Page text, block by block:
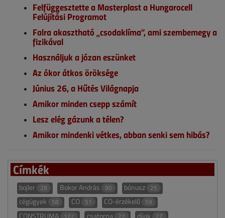
Felfüggesztette a Masterplast a Hungarocell
Felújítási Programot
Falra akasztható „csodaklíma”, ami szembemegy a
fizikával
Használjuk a józan eszünket
Az ókor átkos öröksége
Június 26, a Hűtés Világnapja
Amikor minden csepp számít
Lesz elég gázunk a télen?
Amikor mindenki vétkes, abban senki sem hibás?
Címkék
bojler 28 Bokor András 90 bónusz 25
cégügyek 58 CO 51 CO-érzékelő 59
CONSTRUMA 122 csatorna 22 díjak 27